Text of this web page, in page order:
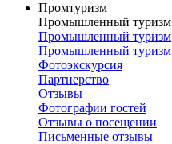
Промтуризм
Промышленный туризм
Промышленный туризм
Промышленный туризм
Фотоэкскурсия
Партнерство
Отзывы
Фотографии гостей
Отзывы о посещении
Письменные отзывы